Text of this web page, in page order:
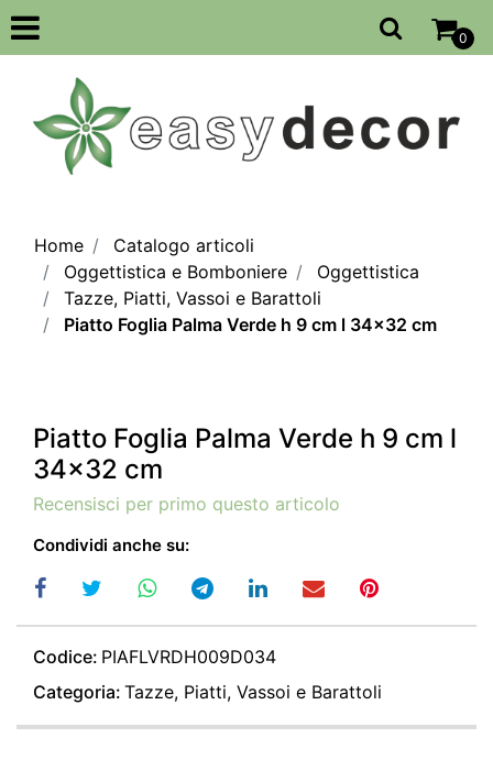
Open
0
Home
Catalogo articoli
Oggettistica e Bomboniere
Oggettistica
Tazze, Piatti, Vassoi e Barattoli
Piatto Foglia Palma Verde h 9 cm l 34x32 cm
Piatto Foglia Palma Verde h 9 cm l
34x32 cm
Recensisci per primo questo articolo
Condividi anche su:
Codice: PIAFLVRDH009D034
Categoria: Tazze, Piatti, Vassoi e Barattoli